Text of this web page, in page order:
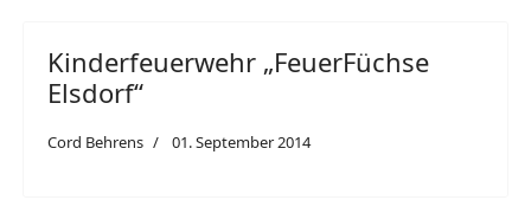
Kinderfeuerwehr „FeuerFüchse
Elsdorf“
Cord Behrens 01. September 2014